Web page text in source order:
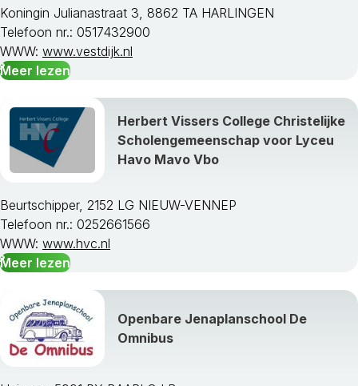
Koningin Julianastraat 3, 8862 TA HARLINGEN
Telefoon nr.: 0517432900
WWW: www.vestdijk.nl
Meer lezen
Herbert Vissers College Christelijke
Scholengemeenschap voor Lyceu
Havo Mavo Vbo
Beurtschipper, 2152 LG NIEUW-VENNEP
Telefoon nr.: 0252661566
WWW: www.hvc.nl
Meer lezen
Openbare Jenaplanschool De
Omnibus